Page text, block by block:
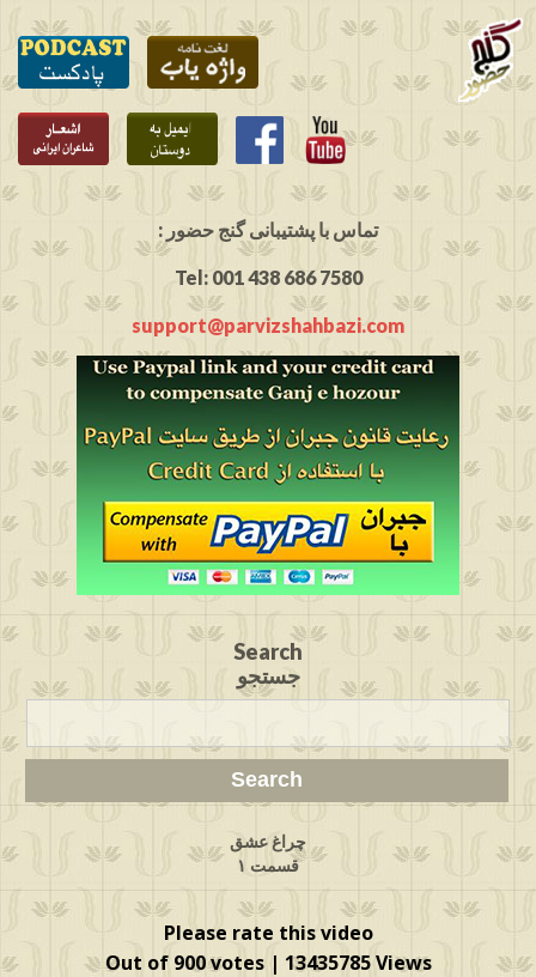
: تماس با پشتیبانی گنج حضور
Tel: 001 438 686 7580
support@parvizshahbazi.com
Search
جستجو
چراغ عشق
قسمت ۱
Please rate this video
Out of 900 votes | 13435785 Views